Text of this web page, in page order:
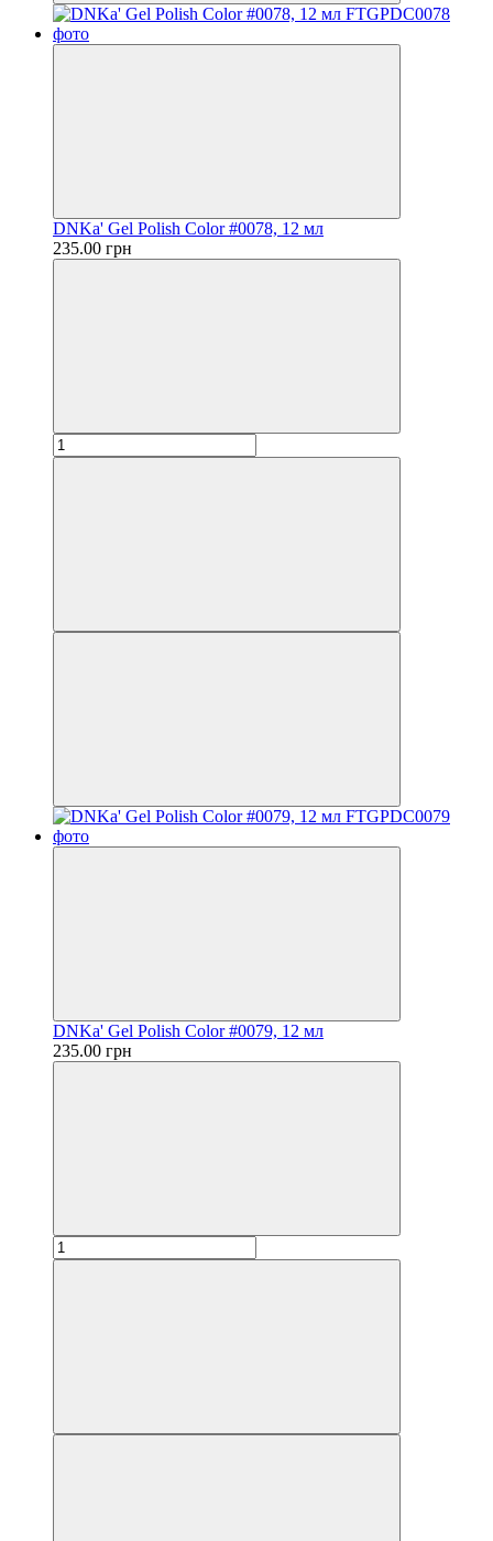
DNKa' Gel Polish Color #0078, 12 мл
235.00 грн
DNKa' Gel Polish Color #0079, 12 мл
235.00 грн